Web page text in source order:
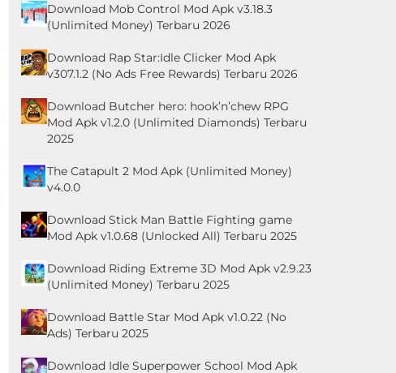
Download Mob Control Mod Apk v3.18.3
(Unlimited Money) Terbaru 2026
Download Rap Star:Idle Clicker Mod Apk
v307.1.2 (No Ads Free Rewards) Terbaru 2026
Download Butcher hero: hook’n’chew RPG
Mod Apk v1.2.0 (Unlimited Diamonds) Terbaru
2025
The Catapult 2 Mod Apk (Unlimited Money)
v4.0.0
Download Stick Man Battle Fighting game
Mod Apk v1.0.68 (Unlocked All) Terbaru 2025
Download Riding Extreme 3D Mod Apk v2.9.23
(Unlimited Money) Terbaru 2025
Download Battle Star Mod Apk v1.0.22 (No
Ads) Terbaru 2025
Download Idle Superpower School Mod Apk